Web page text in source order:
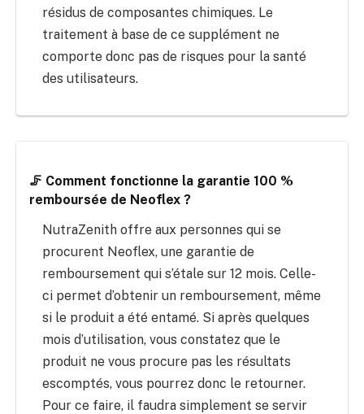
résidus de composantes chimiques. Le
traitement à base de ce supplément ne
comporte donc pas de risques pour la santé
des utilisateurs.
🦵 Comment fonctionne la garantie 100 %
remboursée de Neoflex ?
NutraZenith offre aux personnes qui se
procurent Neoflex, une garantie de
remboursement qui s’étale sur 12 mois. Celle-
ci permet d’obtenir un remboursement, même
si le produit a été entamé. Si après quelques
mois d’utilisation, vous constatez que le
produit ne vous procure pas les résultats
escomptés, vous pourrez donc le retourner.
Pour ce faire, il faudra simplement se servir